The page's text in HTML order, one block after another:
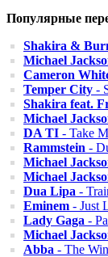
Популярные
Shakira &
Michael
Cameron
Temper City -
Shakira feat.
Michael
DA TI - Take
Rammstein -
Michael
Michael
Dua Lipa -
Eminem - Just
Lady Gaga -
Michael
Abba - The